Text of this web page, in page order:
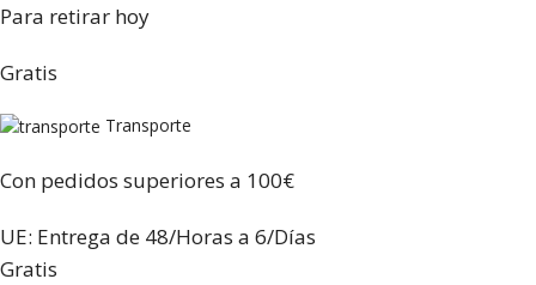
Para retirar hoy
Gratis
Transporte
Con pedidos superiores a 100€
UE: Entrega de 48/Horas a 6/Días
Gratis